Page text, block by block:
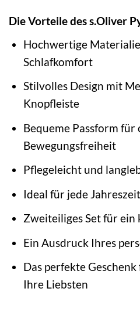
Die Vorteile des s.Oliver
Hochwertige
Schlafkomfort
Stilvolles Design mit
Knopfleiste
Bequeme Passform für
Bewegungsfreiheit
Pflegeleicht und
Ideal für jede Jahreszeit
Zweiteiliges Set für
Ein Ausdruck Ihres
Das perfekte
Ihre Liebsten